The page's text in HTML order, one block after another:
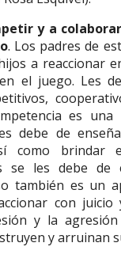
y a
. Los padres de
a reaccionar
el juego. Les
es
debe de
como brindar
se les debe de
también es un
con juicio
y la
y arruinan